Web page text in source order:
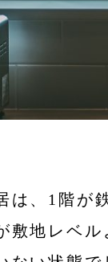
は、1階が
敷地レベ